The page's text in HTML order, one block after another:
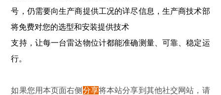
号，仍需要向生产商提供工况的详尽信息，生产商技术部
将免费对您的选型和安装提供技术
支持，让每一台雷达物位计都能准确测量、可靠、稳定运
行。
如果您用本页面右侧 分享将本站分享到其他社交网站，请